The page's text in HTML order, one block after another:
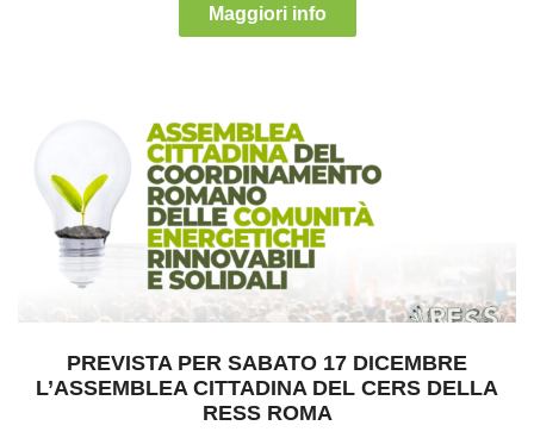
Maggiori info
PREVISTA PER SABATO 17 DICEMBRE
L’ASSEMBLEA CITTADINA DEL CERS DELLA
RESS ROMA